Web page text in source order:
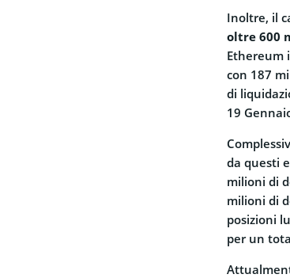
Inoltre, il
oltre 600
Ethereum
con 187
di
19
da questi
milioni di
milioni di
posizioni
per un